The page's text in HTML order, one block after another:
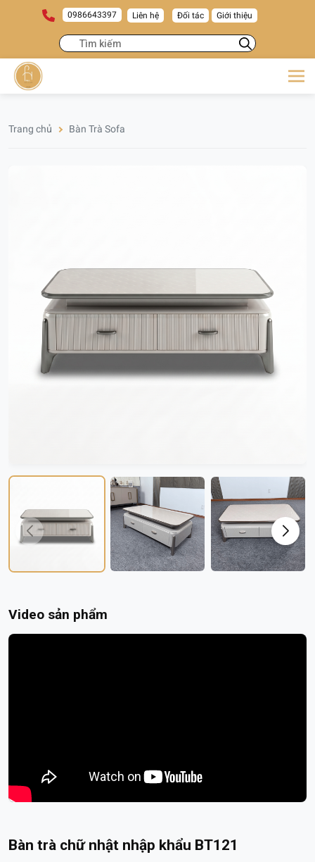
0986643397 Liên hệ Đối tác Giới thiệu
Trang chủ Bàn Trà Sofa
Video sản phẩm
Bàn trà chữ nhật nhập khẩu BT121